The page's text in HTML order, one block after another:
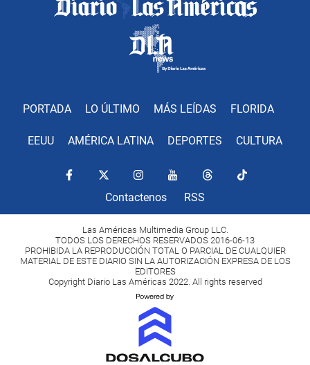
PORTADA LO ÚLTIMO MÁS LEÍDAS FLORIDA
EEUU AMÉRICA LATINA DEPORTES CULTURA
Contactenos RSS
Las Américas Multimedia Group LLC.
TODOS LOS DERECHOS RESERVADOS 2016-06-13
PROHIBIDA LA REPRODUCCIÓN TOTAL O PARCIAL DE CUALQUIER
MATERIAL DE ESTE DIARIO SIN LA AUTORIZACIÓN EXPRESA DE LOS
EDITORES
Copyright Diario Las Américas 2022. All rights reserved